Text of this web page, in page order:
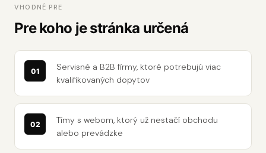
VHODNÉ PRE
Pre koho je stránka určená
Servisné a B2B firmy, ktoré potrebujú viac
kvalifikovaných dopytov
Tímy s webom, ktorý už nestačí obchodu
alebo prevádzke